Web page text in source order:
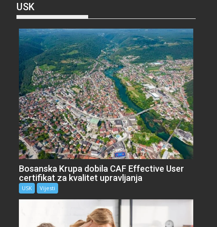
USK
Bosanska Krupa dobila CAF Effective User
certifikat za kvalitet upravljanja
USK Vijesti